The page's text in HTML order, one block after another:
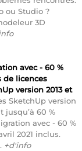
ou Studio ?
3D
avec - 60 %
de licences
version 2013 et
SketchUp version
jusqu’à 60 %
avec - 60 %
2021 inclus.
+d'info